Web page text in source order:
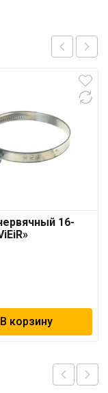
16-
В корзину